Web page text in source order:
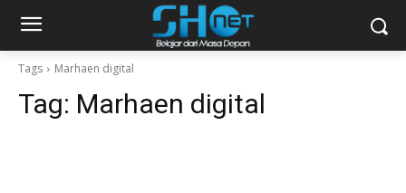
Tags Marhaen digital
Tag: Marhaen digital